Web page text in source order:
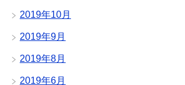
2019年10月
2019年9月
2019年8月
2019年6月